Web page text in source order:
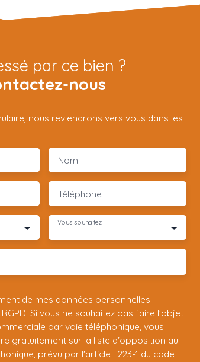
par ce bien ?
nous
nous reviendrons vers vous dans les
Nom
Téléphone
-
Vous souhaitez
de mes données personnelles
Si vous ne souhaitez pas faire l'objet
par voie téléphonique, vous
gratuitement sur la liste d'opposition au
prévu par l'article L223-1 du code